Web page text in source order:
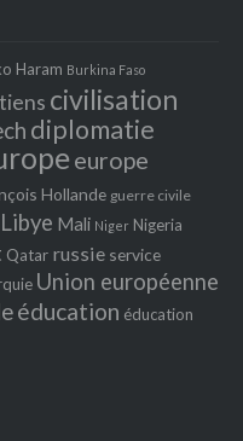
Haram Burkina Faso
civilisation
diplomatie
europe
Hollande guerre civile
Libye Mali Niger Nigeria
Qatar russie service
Union européenne
éducation éducation